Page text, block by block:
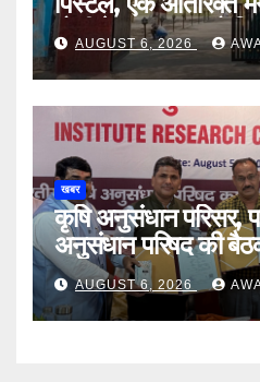
गोली के साथ एक को
AUGUST 6, 2026
खबर
कृषि अनुसंधान परिसर,
अनुसंधान परिषद की
AUGUST 6, 2026